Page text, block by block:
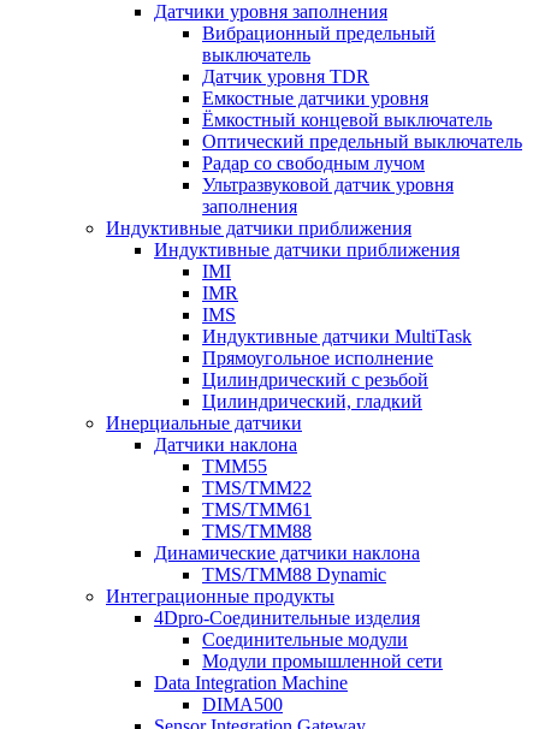
Датчики уровня заполнения
Вибрационный предельный
выключатель
Датчик уровня TDR
Емкостные датчики уровня
Ёмкостный концевой выключатель
Оптический предельный выключатель
Радар со свободным лучом
Ультразвуковой датчик уровня
заполнения
Индуктивные датчики приближения
Индуктивные датчики приближения
IMI
IMR
IMS
Индуктивные датчики MultiTask
Прямоугольное исполнение
Цилиндрический с резьбой
Цилиндрический, гладкий
Инерциальные датчики
Датчики наклона
TMM55
TMS/TMM22
TMS/TMM61
TMS/TMM88
Динамические датчики наклона
TMS/TMM88 Dynamic
Интеграционные продукты
4Dpro-Соединительные изделия
Соединительные модули
Модули промышленной сети
Data Integration Machine
DIMA500